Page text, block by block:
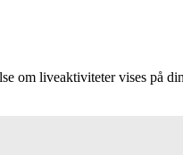
om liveaktiviteter vises på